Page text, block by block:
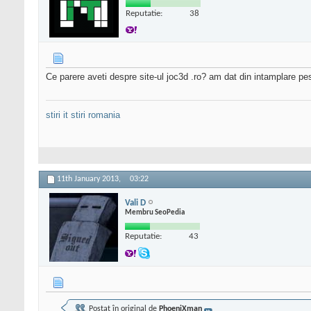
Reputatie: 38
Ce parere aveti despre site-ul joc3d .ro? am dat din intamplare
stiri it stiri romania
11th January 2013, 03:22
Vali D
Membru SeoPedia
Reputatie: 43
Postat în original de PhoeniXman